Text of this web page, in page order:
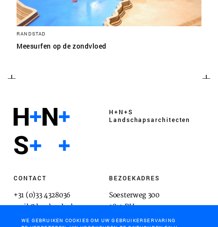
RANDSTAD
Meesurfen op de zondvloed
H+N+S
Landschaps­architecten
CONTACT
+31 (0)33 4328036
mail@hnsland.nl
BEZOEKADRES
Soesterweg 300
3812 BH
Amersfoort
WE GEBRUIKEN COOKIES OM UW GEBRUIKERSERVARING